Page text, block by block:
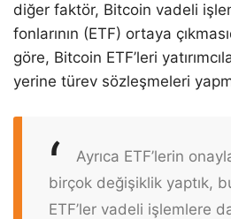
diğer faktör, Bitcoin vadeli
fonlarının (ETF) ortaya
göre, Bitcoin ETF’leri
yerine türev sözleşmeleri
Ayrıca ETF’lerin
birçok değişiklik yaptık,
ETF’ler vadeli işlemlere